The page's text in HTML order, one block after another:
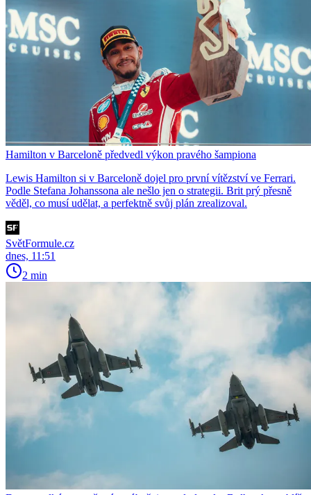
Hamilton v Barceloně předvedl výkon pravého šampiona
Lewis Hamilton si v Barceloně dojel pro první vítězství ve Ferrari.
Podle Stefana Johanssona ale nešlo jen o strategii. Brit prý přesně
věděl, co musí udělat, a perfektně svůj plán zrealizoval.
SvětFormule.cz
dnes, 11:51
2 min